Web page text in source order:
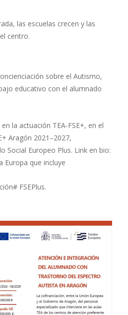
las escuelas crecen y las
centro.
sobre el Autismo,
educativo con el alumnado
la actuación TEA-FSE+, en el
Aragón 2021–2027,
Social Europeo Plus. Link en bio:
Europa que incluye
FSEPlus.